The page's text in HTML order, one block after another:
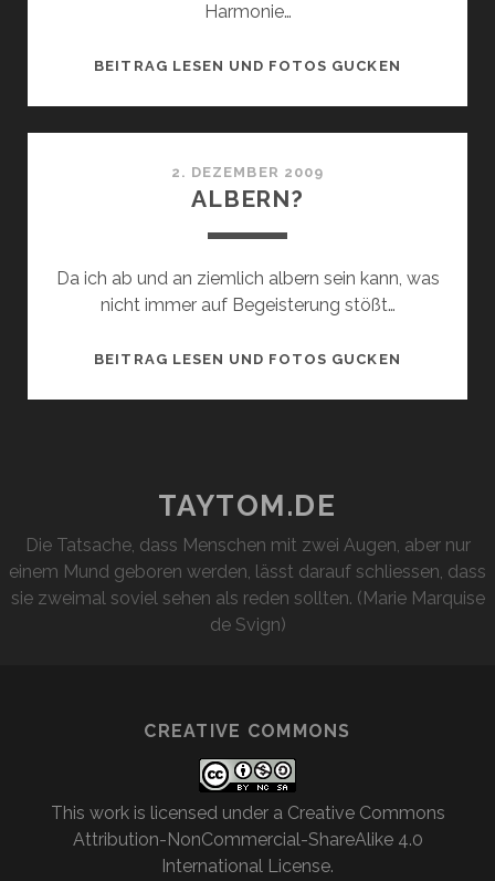
Harmonie…
BEITRAG LESEN UND FOTOS GUCKEN
2. DEZEMBER 2009
ALBERN?
Da ich ab und an ziemlich albern sein kann, was
nicht immer auf Begeisterung stößt…
BEITRAG LESEN UND FOTOS GUCKEN
TAYTOM.DE
Die Tatsache, dass Menschen mit zwei Augen, aber nur
einem Mund geboren werden, lässt darauf schliessen, dass
sie zweimal soviel sehen als reden sollten. (Marie Marquise
de Svign)
CREATIVE COMMONS
This work is licensed under a Creative Commons
Attribution-NonCommercial-ShareAlike 4.0
International License.